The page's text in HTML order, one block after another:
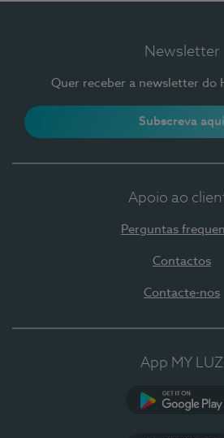
Newsletter
Quer receber a newsletter do
Subscreva aqui
Apoio ao
Perguntas
Contactos
Contacte-nos
App MY LUZ